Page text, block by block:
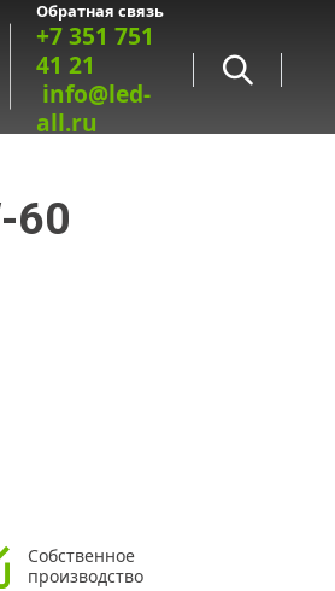
Обратная связь
+7 351 751
41 21
info@led-
all.ru
60
Собственное
производство